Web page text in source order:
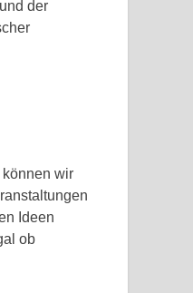
der
wir
Ideen
ob